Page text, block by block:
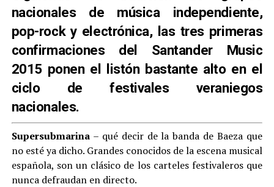
nacionales de música independiente,
pop-rock y electrónica, las tres primeras
confirmaciones del Santander Music
2015 ponen el listón bastante alto en el
ciclo de festivales veraniegos
nacionales.
Supersubmarina– qué decir de la banda de Baeza que
no esté ya dicho. Grandes conocidos de la escena musical
española, son un clásico de los carteles festivaleros que
nunca defraudan en directo.